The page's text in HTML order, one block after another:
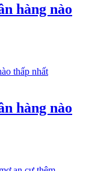
hàng nào
hàng nào